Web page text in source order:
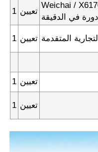
Weichai /
تعيين 1
المتقدمة تعيين 1
تعيين 1
تعيين 1